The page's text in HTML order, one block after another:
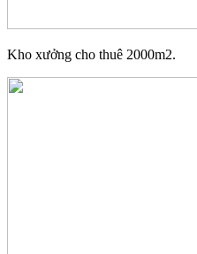
Kho xưởng cho thuê 2000m2.